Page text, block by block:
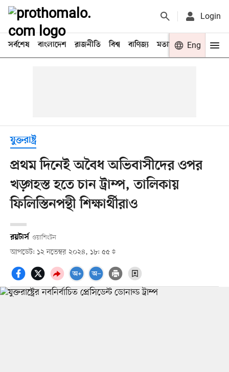
Login
সর্বশেষ বাংলাদেশ রাজনীতি বিশ্ব বাণিজ্য মতামত খেলা
Eng
যুক্তরাষ্ট্র
প্রথম দিনেই অবৈধ অভিবাসীদের ওপর
খড়্গহস্ত হতে চান ট্রাম্প, তালিকায়
ফিলিস্তিনপন্থী শিক্ষার্থীরাও
রয়টার্স ওয়াশিংটন
আপডেট: ১২ নভেম্বর ২০২৪, ১৮: ৫৫